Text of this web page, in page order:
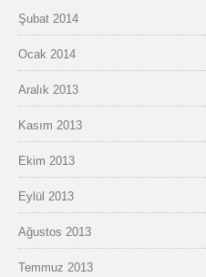
Şubat 2014
Ocak 2014
Aralık 2013
Kasım 2013
Ekim 2013
Eylül 2013
Ağustos 2013
Temmuz 2013